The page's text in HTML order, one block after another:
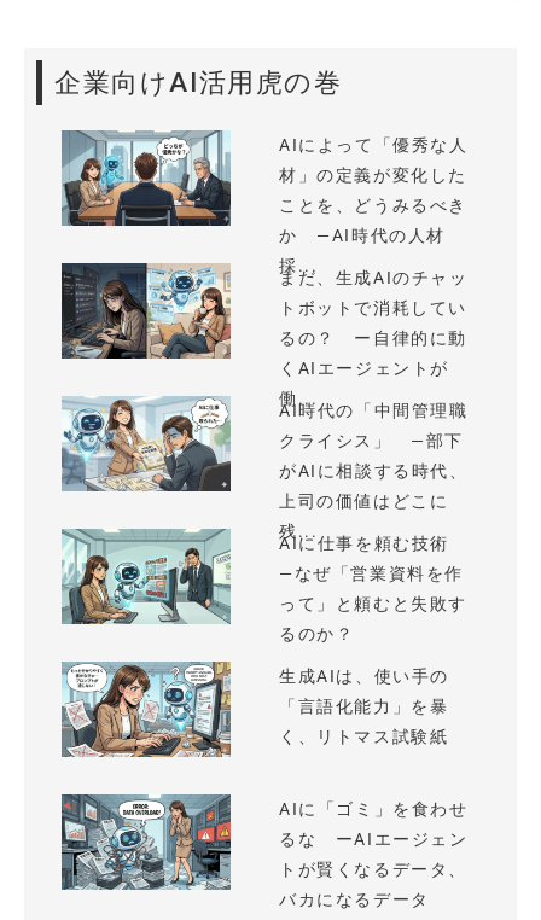
企業向けAI活用虎の巻
AIによって「優秀な人
材」の定義が変化した
ことを、どうみるべき
か —AI時代の人材
採...
まだ、生成AIのチャッ
トボットで消耗してい
るの？ ー自律的に動
くAIエージェントが
働...
AI時代の「中間管理職
クライシス」 —部下
がAIに相談する時代、
上司の価値はどこに
残...
AIに仕事を頼む技術
—なぜ「営業資料を作
って」と頼むと失敗す
るのか？
生成AIは、使い手の
「言語化能力」を暴
く、リトマス試験紙
AIに「ゴミ」を食わせ
るな ーAIエージェン
トが賢くなるデータ、
バカになるデータ